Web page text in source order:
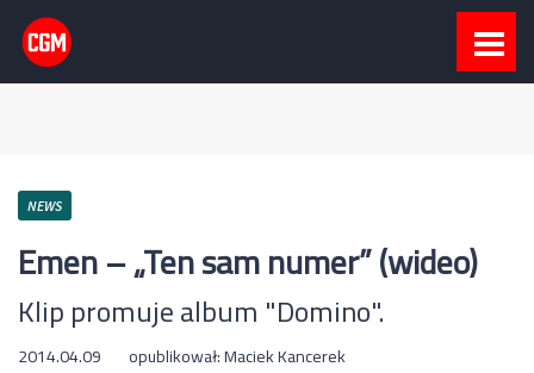
NEWS
Emen – „Ten sam numer” (wideo)
Klip promuje album "Domino".
2014.04.09 opublikował:Maciek Kancerek